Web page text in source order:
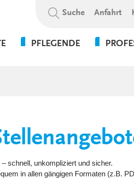
Suchbegriff:
Suche Anfahrt
PFLEGENDE
4-TAGE-WOCHE
FORT- UND WEITERBILDUNG
VERGÜTUNGEN &
SERVICE
schnell, unkompliziert und sicher.
in allen gängigen Formaten (z.B.